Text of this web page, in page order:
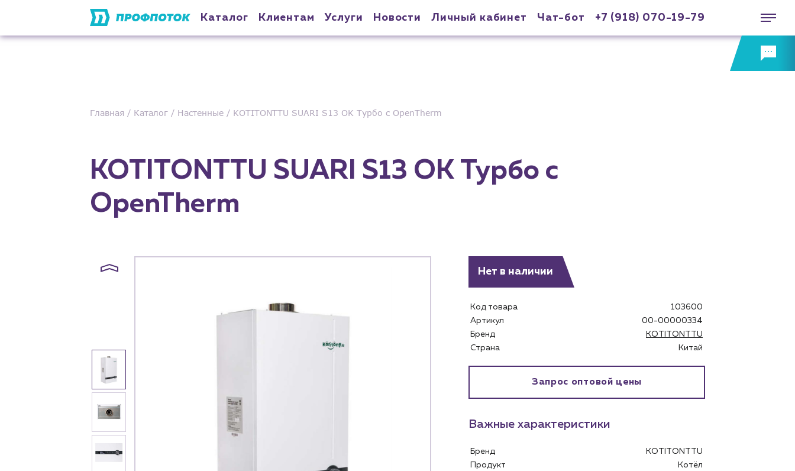
Каталог Клиентам Услуги Новости Личный кабинет Чат-бот +7 (918) 070-19-79
Главная Каталог Настенные KOTITONTTU SUARI S13 OK Турбо с OpenTherm
KOTITONTTU SUARI S13 OK Турбо с
OpenTherm
Нет в наличии
Код товара
103600
Артикул
00-00000334
Бренд
KOTITONTTU
Страна
Китай
Запрос оптовой цены
Важные характеристики
Бренд
KOTITONTTU
Продукт
Котёл